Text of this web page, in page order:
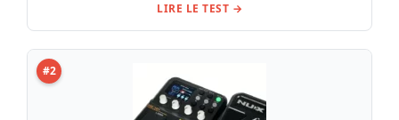
LIRE LE TEST →
#2